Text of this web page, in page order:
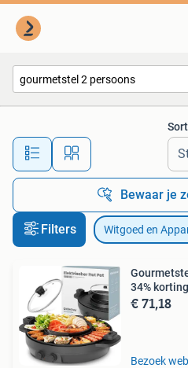
Alle
Bewaar je
Filters Witgoed en
34% korting
€ 71,18
Bezoek